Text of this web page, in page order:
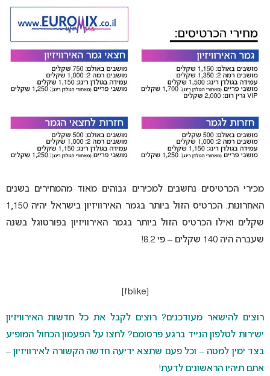
מכירי הכרטיסים נחשבים למכירים גבוהים מאוד מהמחירים בשנים
האחרונות. הכרטיס הזול ביותר בגמר האירוויזיון בישראל יהיה 1,150
שקלים ואילו הכרטיס הזול ביותר בגמר האירוויזיון בפורטוגל בשנה
שעברה היה 140 שקלים – פי 8.2!
רוצים להישאר מעודכנים? רוצים לקבל את כל חדשות האירוויזיון
ישירות לטלפון הנייד ברגע פרסומם? לחצו על הפעמון הכחול המופיע
בצד ימין למטה – וכל פעם שתצא ידיעה חדשה הקשורה לאירוויזיון –
אתם תיהיו הראשונים לדעת!